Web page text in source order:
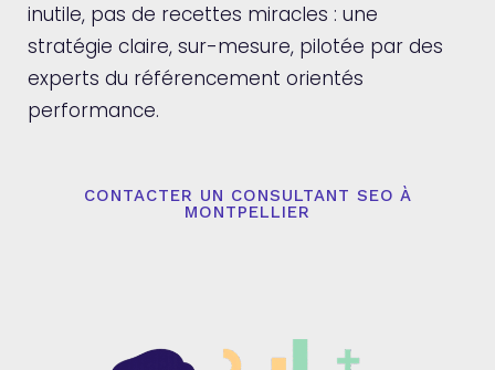
inutile, pas de recettes miracles : une
stratégie claire, sur-mesure, pilotée par des
experts du référencement orientés
performance.
CONTACTER UN CONSULTANT SEO À
MONTPELLIER